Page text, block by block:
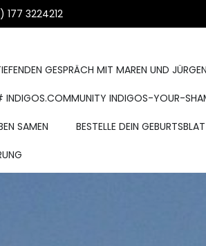
177 3224212
GESPRÄCH MIT MAREN UND JÜRGEN
INDIGOS.COMMUNITY INDIGOS-YOUR-
SAMEN BESTELLE DEIN